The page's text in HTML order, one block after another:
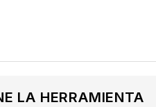
LA HERRAMIENTA